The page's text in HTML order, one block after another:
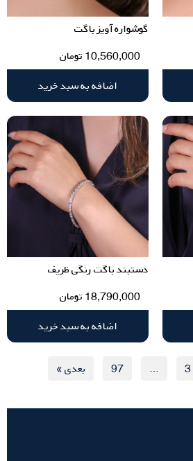
گوشواره آویز باگت
10,560,000 تومان
اضافه به سبد خرید
دستبند باگت رنگی ظریف
18,790,000 تومان
اضافه به سبد خرید
3
…
97 بعدی »